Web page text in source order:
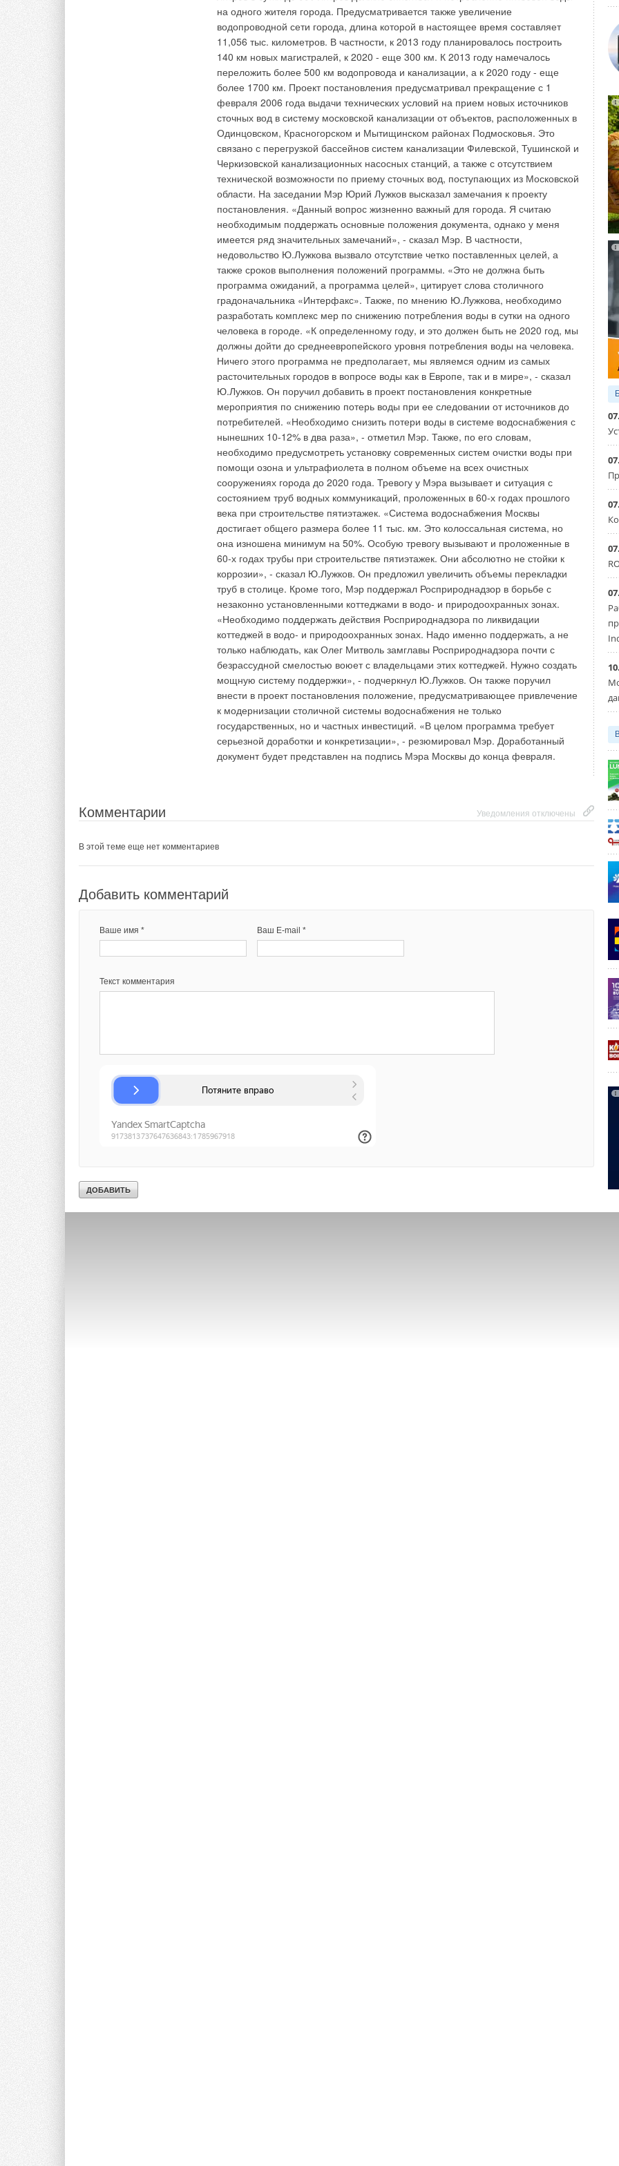
на одного жителя города. Предусматривается также увеличение
водопроводной сети города, длина которой в настоящее время составляет
11,056 тыс. километров. В частности, к 2013 году планировалось построить
140 км новых магистралей, к 2020 - еще 300 км. К 2013 году намечалось
переложить более 500 км водопровода и канализации, а к 2020 году - еще
более 1700 км. Проект постановления предусматривал прекращение с 1
февраля 2006 года выдачи технических условий на прием новых источников
сточных вод в систему московской канализации от объектов, расположенных в
Одинцовском, Красногорском и Мытищинском районах Подмосковья. Это
связано с перегрузкой бассейнов систем канализации Филевской, Тушинской и
Черкизовской канализационных насосных станций, а также с отсутствием
технической возможности по приему сточных вод, поступающих из Московской
области. На заседании Мэр Юрий Лужков высказал замечания к проекту
постановления. «Данный вопрос жизненно важный для города. Я считаю
необходимым поддержать основные положения документа, однако у меня
имеется ряд значительных замечаний», - сказал Мэр. В частности,
недовольство Ю.Лужкова вызвало отсутствие четко поставленных целей, а
также сроков выполнения положений программы. «Это не должна быть
программа ожиданий, а программа целей», цитирует слова столичного
градоначальника «Интерфакс». Также, по мнению Ю.Лужкова, необходимо
разработать комплекс мер по снижению потребления воды в сутки на одного
человека в городе. «К определенному году, и это должен быть не 2020 год, мы
должны дойти до среднеевропейского уровня потребления воды на человека.
Ничего этого программа не предполагает, мы являемся одним из самых
расточительных городов в вопросе воды как в Европе, так и в мире», - сказал
Ю.Лужков. Он поручил добавить в проект постановления конкретные
мероприятия по снижению потерь воды при ее следовании от источников до
потребителей. «Необходимо снизить потери воды в системе водоснабжения с
нынешних 10-12% в два раза», - отметил Мэр. Также, по его словам,
необходимо предусмотреть установку современных систем очистки воды при
помощи озона и ультрафиолета в полном объеме на всех очистных
сооружениях города до 2020 года. Тревогу у Мэра вызывает и ситуация с
состоянием труб водных коммуникаций, проложенных в 60-х годах прошлого
века при строительстве пятиэтажек. «Система водоснабжения Москвы
достигает общего размера более 11 тыс. км. Это колоссальная система, но
она изношена минимум на 50%. Особую тревогу вызывают и проложенные в
60-х годах трубы при строительстве пятиэтажек. Они абсолютно не стойки к
коррозии», - сказал Ю.Лужков. Он предложил увеличить объемы перекладки
труб в столице. Кроме того, Мэр поддержал Росприроднадзор в борьбе с
незаконно установленными коттеджами в водо- и природоохранных зонах.
«Необходимо поддержать действия Росприроднадзора по ликвидации
коттеджей в водо- и природоохранных зонах. Надо именно поддержать, а не
только наблюдать, как Олег Митволь замглавы Росприроднадзора почти с
безрассудной смелостью воюет с владельцами этих коттеджей. Нужно создать
мощную систему поддержки», - подчеркнул Ю.Лужков. Он также поручил
внести в проект постановления положение, предусматривающее привлечение
к модернизации столичной системы водоснабжения не только
государственных, но и частных инвестиций. «В целом программа требует
серьезной доработки и конкретизации», - резюмировал Мэр. Доработанный
документ будет представлен на подпись Мэра Москвы до конца февраля.
Уведомления отключены
Комментарии
В этой теме еще нет комментариев
Добавить комментарий
Ваше имя * Ваш E-mail *
Текст комментария
Добавить комментарий
Ваш E-mail *
используется в наружных ковриках для стаивания снега, входные коврики с
подогревом очень легко устанавливаются – просто разматываются и
подключаются к источнику питания. С выходным показателем в 140 BTU на
квадратный фут и при температуре окружающей среды 60°F, коврики при
минимальных затратах достигают температуры 100°F при использовании
внутри помещения. При применении снаружи зданий нагревающаяся часть
коврика способствует тому, что проход остается свободным от снега и льда.
Коврик может располагаться у двери и на рампе, круглосуточно обеспечивая
тем самым безопасный проход. То, что коврик, кроме всего прочего, делает
сухим пол, способствует лучшей сохранности пола и исключает зажатие
двери, помогая быстрее устранять воду, образовывающуюся у дверей при
постоянном движении. В местах с высокой интенсивностью прохода, где снег
может попадать внутрь помещения на обуви, коврик с подогревом помогает
лучшему состоянию входной зоны, способствуя быстрому стаиванию с обуви
снега и замерзшей грязи, которые могут накапливаться на не обогреваемых
ковриках. Низкопрофильная и нескользящая поверхность этого коврика
круглый год обеспечивает легкий проход по нему пешеходов и передвижение
стульев на колесиках. Коврик с такой поверхностью имеет длительный срок
эксплуатации и может очищаться с помощью мягких моющих средств и воды.
Сфера применения ковриков с подогревом практически неограниченна –
гаражи, вестибюли, рабочие места, сборочные линии, охраняемые входные
проходы/проезды и места погрузки/разгрузки. Использование постоянного
подогрева пола может быть более эффективным и экономичным, чем
обогревателей для помещений. Ковриком очень легко пользоваться – надо
просто подсоединить его к источнику электропитания с помощью шнура,
который имеет линейную изоляцию. Для обогрева коврика используется
стандартное электропитание – переменный ток 120В, электрическая цепь на
15А. Все электрические компоненты сертифицированы. Коврики сделаны из
высококачественной нитриловой резины, имеют идеальный размер для
применения в жилых и промышленных помещениях – общий размер коврика
36х39 дюйма, размер нагревающейся секции 28х32, 5 дюйма. Возможны и
другие размеры.
Уведомления отключены
Добавить комментарий
Ваш E-mail *